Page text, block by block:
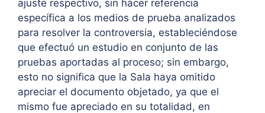
ajuste respectivo, sin hacer referencia
específica a los medios de prueba analizados
para resolver la controversia, estableciéndose
que efectuó un estudio en conjunto de las
pruebas aportadas al proceso; sin embargo,
esto no significa que la Sala haya omitido
apreciar el documento objetado, ya que el
mismo fue apreciado en su totalidad, en